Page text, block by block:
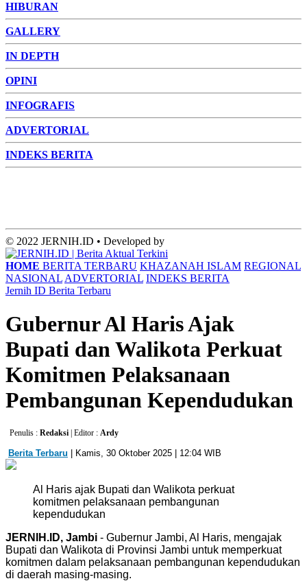
HIBURAN
GALLERY
IN DEPTH
OPINI
INFOGRAFIS
ADVERTORIAL
INDEKS BERITA
© 2022 JERNIH.ID • Developed by
HOME BERITA TERBARU KHAZANAH ISLAM REGIONAL
NASIONAL ADVERTORIAL INDEKS BERITA
Jernih ID Berita Terbaru
Gubernur Al Haris Ajak
Bupati dan Walikota Perkuat
Komitmen Pelaksanaan
Pembangunan Kependudukan
Penulis : Redaksi | Editor : Ardy
Berita Terbaru | Kamis, 30 Oktober 2025 | 12:04 WIB
Al Haris ajak Bupati dan Walikota perkuat
komitmen pelaksanaan pembangunan
kependudukan
JERNIH.ID, Jambi - Gubernur Jambi, Al Haris, mengajak
Bupati dan Walikota di Provinsi Jambi untuk memperkuat
komitmen dalam pelaksanaan pembangunan kependudukan
di daerah masing-masing.